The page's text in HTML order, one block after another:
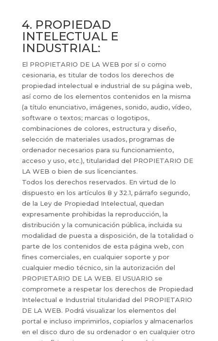
4. PROPIEDAD
INTELECTUAL E
INDUSTRIAL:
El PROPIETARIO DE LA WEB por sí o como
cesionaria, es titular de todos los derechos de
propiedad intelectual e industrial de su página web,
así como de los elementos contenidos en la misma
(a título enunciativo, imágenes, sonido, audio, vídeo,
software o textos; marcas o logotipos,
combinaciones de colores, estructura y diseño,
selección de materiales usados, programas de
ordenador necesarios para su funcionamiento,
acceso y uso, etc.), titularidad del PROPIETARIO DE
LA WEB o bien de sus licenciantes.
Todos los derechos reservados. En virtud de lo
dispuesto en los artículos 8 y 32.1, párrafo segundo,
de la Ley de Propiedad Intelectual, quedan
expresamente prohibidas la reproducción, la
distribución y la comunicación pública, incluida su
modalidad de puesta a disposición, de la totalidad o
parte de los contenidos de esta página web, con
fines comerciales, en cualquier soporte y por
cualquier medio técnico, sin la autorización del
PROPIETARIO DE LA WEB. El USUARIO se
compromete a respetar los derechos de Propiedad
Intelectual e Industrial titularidad del PROPIETARIO
DE LA WEB. Podrá visualizar los elementos del
portal e incluso imprimirlos, copiarlos y almacenarlos
en el disco duro de su ordenador o en cualquier otro